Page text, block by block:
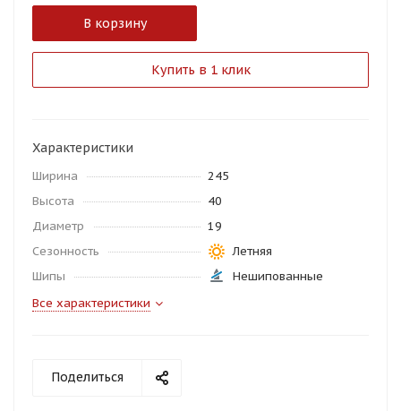
В корзину
Купить в 1 клик
Характеристики
Ширина
245
Высота
40
Диаметр
19
Сезонность
Летняя
Шипы
Нешипованные
Все характеристики
Поделиться